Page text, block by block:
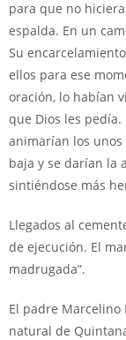
para que no
espalda. En un
Su
ellos para ese
oración, lo habían
que Dios les
animarían los unos
baja y se darían la
sintiéndose más
Llegados al
de ejecución. El
madrugada”.
El padre
natural de